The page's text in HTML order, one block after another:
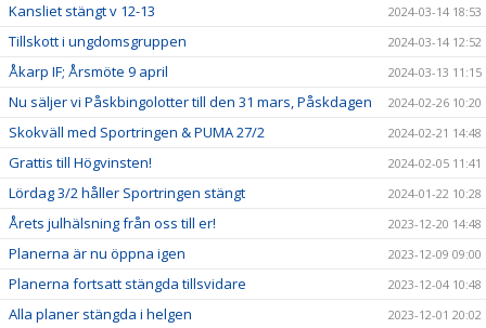
Kansliet stängt v 12-13 2024-03-14 18:53
Tillskott i ungdomsgruppen 2024-03-14 12:52
Åkarp IF; Årsmöte 9 april 2024-03-13 11:15
Nu säljer vi Påskbingolotter till den 31 mars, Påskdagen 2024-02-26 10:20
Skokväll med Sportringen & PUMA 27/2 2024-02-21 14:48
Grattis till Högvinsten! 2024-02-05 11:41
Lördag 3/2 håller Sportringen stängt 2024-01-22 10:28
Årets julhälsning från oss till er! 2023-12-20 14:48
Planerna är nu öppna igen 2023-12-09 09:00
Planerna fortsatt stängda tillsvidare 2023-12-04 10:48
Alla planer stängda i helgen 2023-12-01 20:02